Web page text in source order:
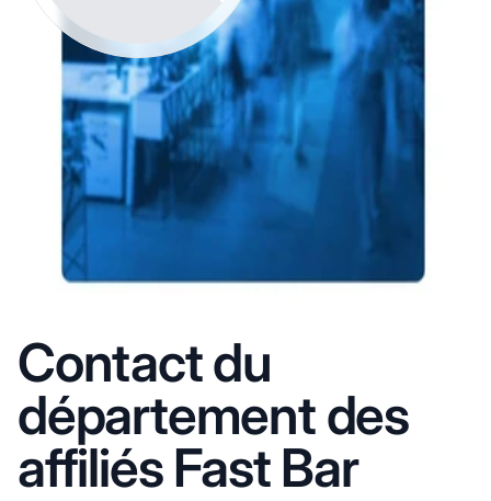
Contact du
département des
affiliés Fast Bar